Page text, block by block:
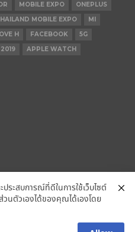
MOBILE EXPO
ONEPLUS
MOBILE EXPO
MI
H FACEBOOK
5G
APPLE WATCH
REDMI
ระสบการณ์ที่ดีในการใช้เว็บไซต์
นตัวเองได้ของคุณได้เองโดย